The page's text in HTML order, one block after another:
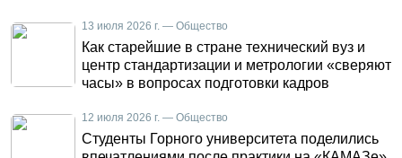
13 июля 2026 г. — Общество
Как старейшие в стране технический вуз и
центр стандартизации и метрологии «сверяют
часы» в вопросах подготовки кадров
12 июля 2026 г. — Общество
Студенты Горного университета поделились